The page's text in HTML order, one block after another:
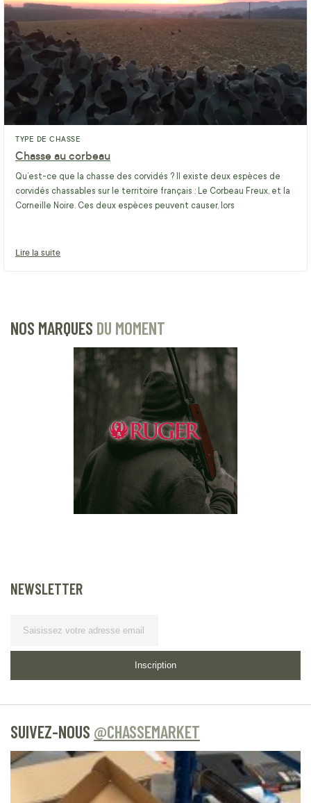
TYPE DE CHASSE
Chasse au corbeau
Qu’est-ce que la chasse des corvidés ? Il existe deux espèces de
corvidés chassables sur le territoire français : Le Corbeau Freux, et la
Corneille Noire. Ces deux espèces peuvent causer, lors
Lire la suite
NOS MARQUES DU MOMENT
NEWSLETTER
Inscription
SUIVEZ-NOUS @CHASSEMARKET